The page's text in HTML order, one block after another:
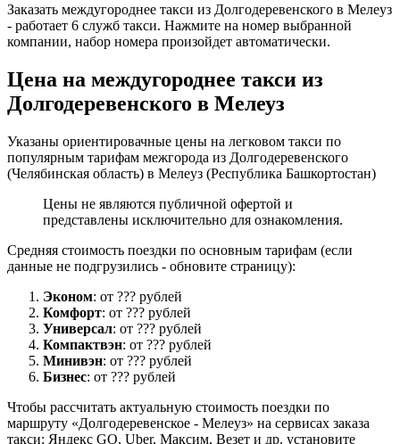
Заказать междугороднее такси из Долгодеревенского в Мелеуз
- работает 6 служб такси. Нажмите на номер выбранной
компании, набор номера произойдет автоматически.
Цена на междугороднее такси из
Долгодеревенского в Мелеуз
Указаны ориентировачные цены на легковом такси по
популярным тарифам межгорода из Долгодеревенского
(Челябинская область) в Мелеуз (Республика Башкортостан)
Цены не являются публичной офертой и
представлены исключительно для ознакомления.
Средняя стоимость поездки по основным тарифам (если
данные не подгрузились - обновите страницу):
Эконом: от ??? рублей
Комфорт: от ??? рублей
Универсал: от ??? рублей
Компактвэн: от ??? рублей
Минивэн: от ??? рублей
Бизнес: от ??? рублей
Чтобы рассчитать актуальную стоимость поездки по
маршруту «Долгодеревенское - Мелеуз» на сервисах заказа
такси: Яндекс GO, Uber, Максим, Везет и др. установите